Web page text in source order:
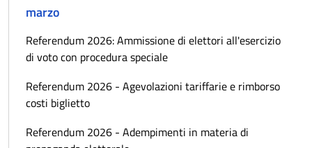
marzo
Referendum 2026: Ammissione di elettori all'esercizio
di voto con procedura speciale
Referendum 2026 - Agevolazioni tariffarie e rimborso
costi biglietto
Referendum 2026 - Adempimenti in materia di